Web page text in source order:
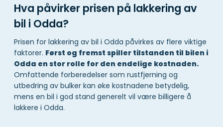
Hva påvirker prisen på lakkering av
bil i Odda?
Prisen for lakkering av bil i Odda påvirkes av flere viktige
faktorer. Først og fremst spiller tilstanden til bilen i
Odda en stor rolle for den endelige kostnaden.
Omfattende forberedelser som rustfjerning og
utbedring av bulker kan øke kostnadene betydelig,
mens en bil i god stand generelt vil være billigere å
lakkere i Odda.